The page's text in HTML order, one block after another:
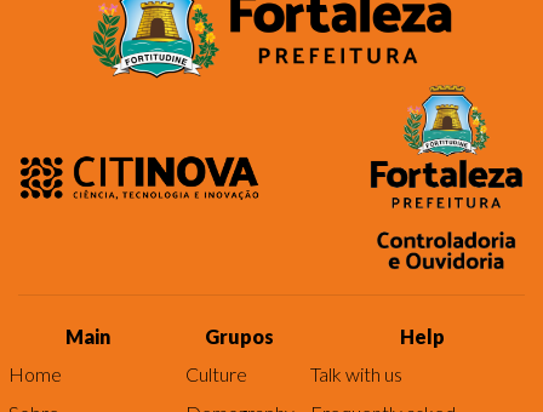
Main
Home
Grupos
Culture
Help
Talk with us